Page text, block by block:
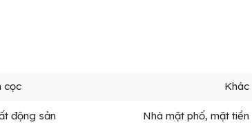
cọc Khác
động sản Nhà mặt phố, mặt tiền